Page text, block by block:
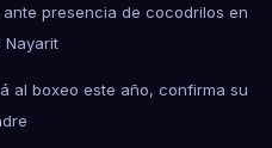
presencia de cocodrilos en
Nayarit
al boxeo este año, confirma su